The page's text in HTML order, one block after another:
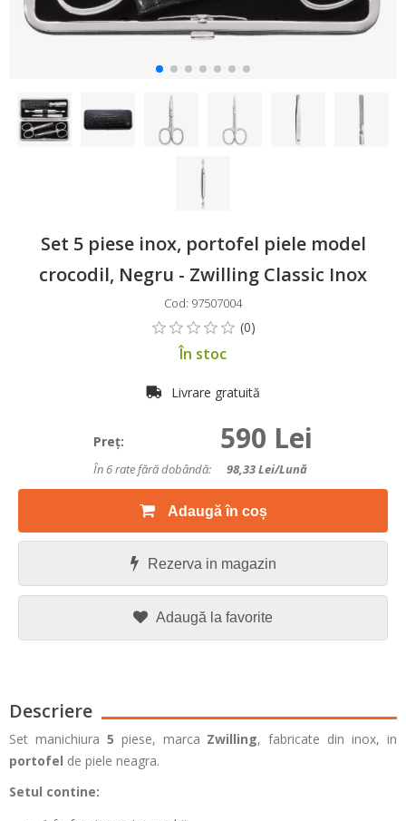
Set 5 piese inox, portofel piele model
crocodil, Negru - Zwilling Classic Inox
Cod: 97507004
În stoc
Livrare gratuită
Preţ: 590 Lei
În 6 rate fără dobândă: 98,33Lei/lună
Adaugă în coș
Rezerva in magazin
Adaugă la favorite
Descriere
Set manichiura 5 piese, marca Zwilling, fabricate dininox, in
portofel de piele neagra.
Setul contine: